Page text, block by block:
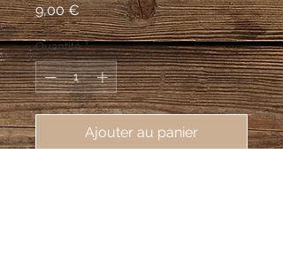
9,00 €Prix
Quantité *
Ajouter au panier